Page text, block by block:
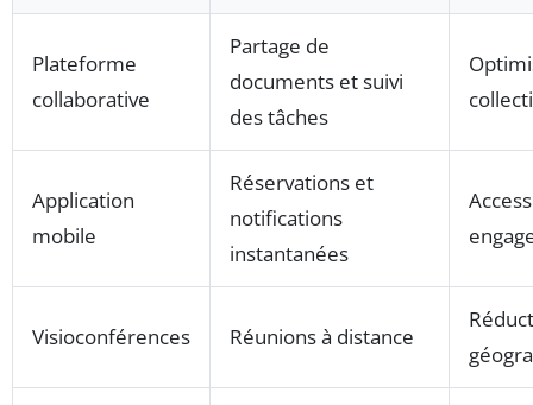
Plateforme
collaborative
Partage de
documents et suivi
des tâches
Application
mobile
Réservations et
notifications
instantanées
Visioconférences Réunions à distance